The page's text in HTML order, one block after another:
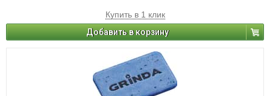
Купить в 1 клик
Добавить в корзину